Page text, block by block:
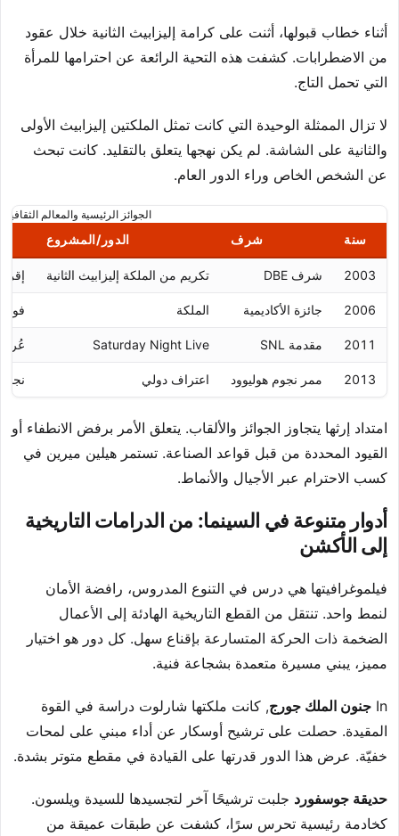
أثناء خطاب قبولها، أثنت على كرامة إليزابيث الثانية خلال عقود
من الاضطرابات. كشفت هذه التحية الرائعة عن احترامها للمرأة
التي تحمل التاج.
لا تزال الممثلة الوحيدة التي كانت تمثل الملكتين إليزابيث الأولى
والثانية على الشاشة. لم يكن نهجها يتعلق بالتقليد. كانت تبحث
عن الشخص الخاص وراء الدور العام.
الجوائز الرئيسية والمعالم الثقافية
سنة شرف الدور/المشروع
2003 شرف DBE تكريم من الملكة إليزابيث الثانية
2006 جائزة الأكاديمية الملكة فوز
2011 مقدمة SNL Saturday Night Live
2013 ممر نجوم هوليوود اعتراف دولي
امتداد إرثها يتجاوز الجوائز والألقاب. يتعلق الأمر برفض الانطفاء أو
القيود المحددة من قبل قواعد الصناعة. تستمر هيلين ميرين في
كسب الاحترام عبر الأجيال والأنماط.
أدوار متنوعة في السينما: من الدرامات التاريخية
إلى الأكشن
فيلموغرافيتها هي درس في التنوع المدروس، رافضة الأمان
لنمط واحد. تنتقل من القطع التاريخية الهادئة إلى الأعمال
الضخمة ذات الحركة المتسارعة بإقناع سهل. كل دور هو اختيار
مميز، يبني مسيرة متعمدة بشجاعة فنية.
In جنون الملك جورج, كانت ملكتها شارلوت دراسة في القوة
المقيدة. حصلت على ترشيح أوسكار عن أداء مبني على لمحات
خفيّة. عرض هذا الدور قدرتها على القيادة في مقطع متوتر بشدة.
حديقة جوسفورد جلبت ترشيحًا آخر لتجسيدها للسيدة ويلسون.
كخادمة رئيسية تحرس سرًا، كشفت عن طبقات عميقة من